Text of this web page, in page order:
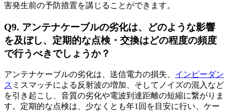
害発生前の予防措置を講じることができます。
Q9. アンテナケーブルの劣化は、どのような影響
を及ぼし、定期的な点検・交換はどの程度の頻度
で行うべきでしょうか？
アンテナケーブルの劣化は、送信電力の損失、 インピーダン
ス ミスマッチによる反射波の増加、そしてノイズの混入など
を引き起こし、音質の劣化や電波到達距離の短縮に繋がりま
す。定期的な点検は、少なくとも年1回を目安に行い、ケー